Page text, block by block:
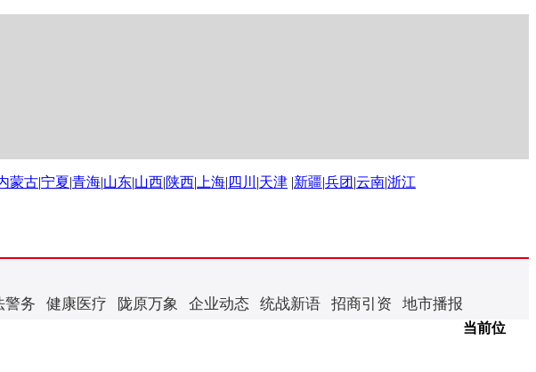
蒙古|宁夏|青海|山东|山西|陕西| 上海| 四川 |天津 |新疆|兵团 |云南|浙江
警务 健康医疗 陇原万象 企业动态 统战新语 招商引资 地市播报
当前位